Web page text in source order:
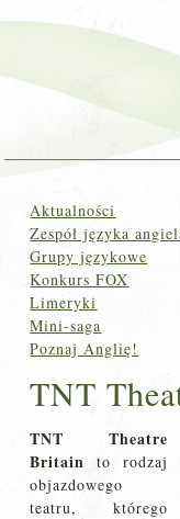
Aktualności
Zespół języka
Grupy językowe
Konkurs FOX
Limeryki
Mini-saga
Poznaj Anglię!
TNT
TNT Theatre
Britain to rodzaj
objazdowego
teatru, którego